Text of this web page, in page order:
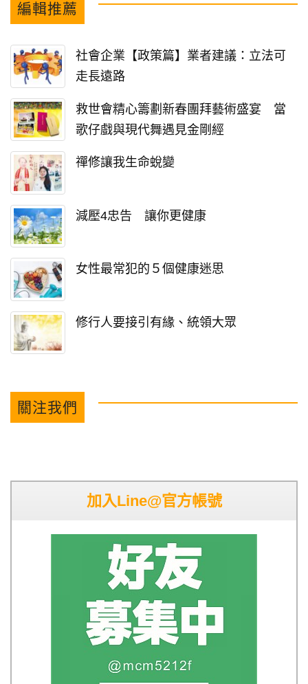
編輯推薦
社會企業【政策篇】業者建議：立法可
走長遠路
救世會精心籌劃新春團拜藝術盛宴 當
歌仔戲與現代舞遇見金剛經
禪修讓我生命蛻變
減壓4忠告 讓你更健康
女性最常犯的５個健康迷思
修行人要接引有緣、統領大眾
關注我們
加入Line@官方帳號